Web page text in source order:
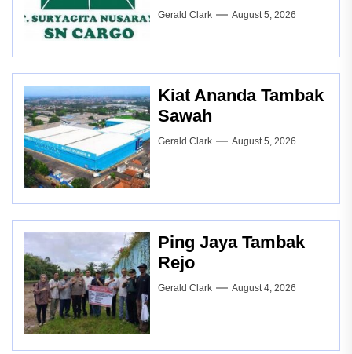
Gerald Clark August 5, 2026
Kiat Ananda Tambak
Sawah
Gerald Clark August 5, 2026
Ping Jaya Tambak
Rejo
Gerald Clark August 4, 2026